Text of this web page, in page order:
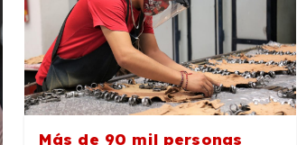
Más de 90 mil personas